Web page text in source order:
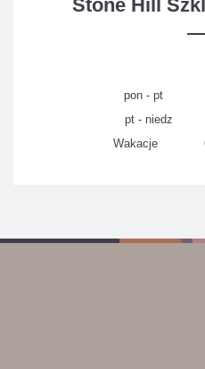
Stone Hill
pon - pt
pt - niedz
Wakacje